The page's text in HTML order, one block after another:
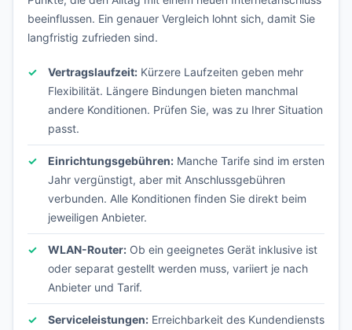
beeinflussen. Ein genauer Vergleich lohnt sich, damit Sie
langfristig zufrieden sind.
Vertragslaufzeit: Kürzere Laufzeiten geben mehr
Flexibilität. Längere Bindungen bieten manchmal
andere Konditionen. Prüfen Sie, was zu Ihrer Situation
passt.
Einrichtungsgebühren: Manche Tarife sind im ersten
Jahr vergünstigt, aber mit Anschlussgebühren
verbunden. Alle Konditionen finden Sie direkt beim
jeweiligen Anbieter.
WLAN-Router: Ob ein geeignetes Gerät inklusive ist
oder separat gestellt werden muss, variiert je nach
Anbieter und Tarif.
Serviceleistungen: Erreichbarkeit des Kundendiensts